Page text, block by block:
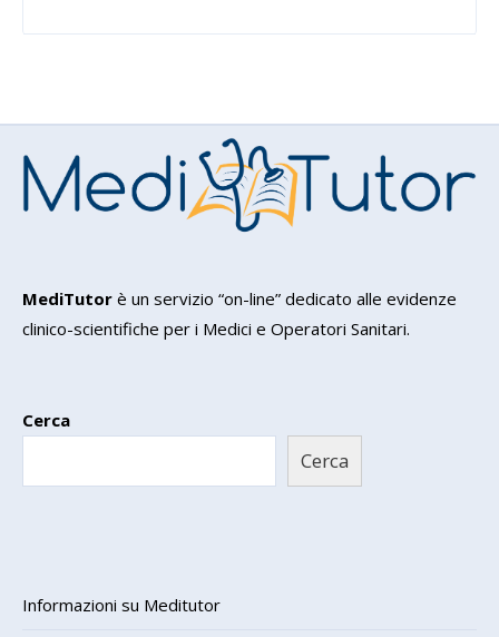
MediTutor è un servizio “on-line” dedicato alle evidenze
clinico-scientifiche per i Medici e Operatori Sanitari.
Cerca
Cerca
Informazioni su Meditutor